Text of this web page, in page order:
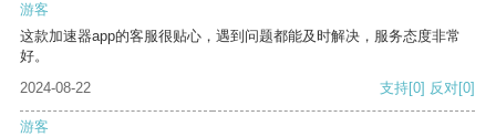
游客
这款加速器app的客服很贴心，遇到问题都能及时解决，服务态度非常
好。
2024-08-22
支持[0] 反对[0]
游客